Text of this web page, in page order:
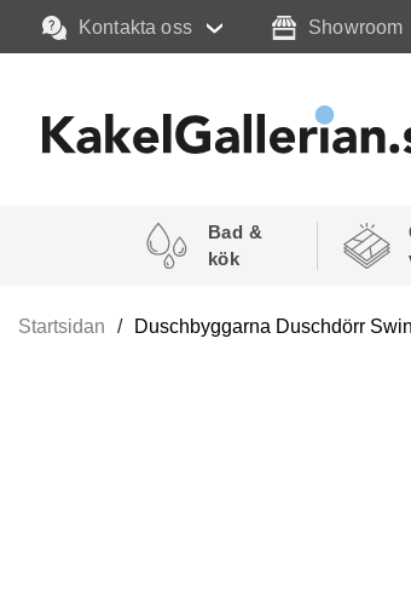
Kontakta oss Showroom
Bad &
kök
Startsidan Duschbyggarna Duschdörr